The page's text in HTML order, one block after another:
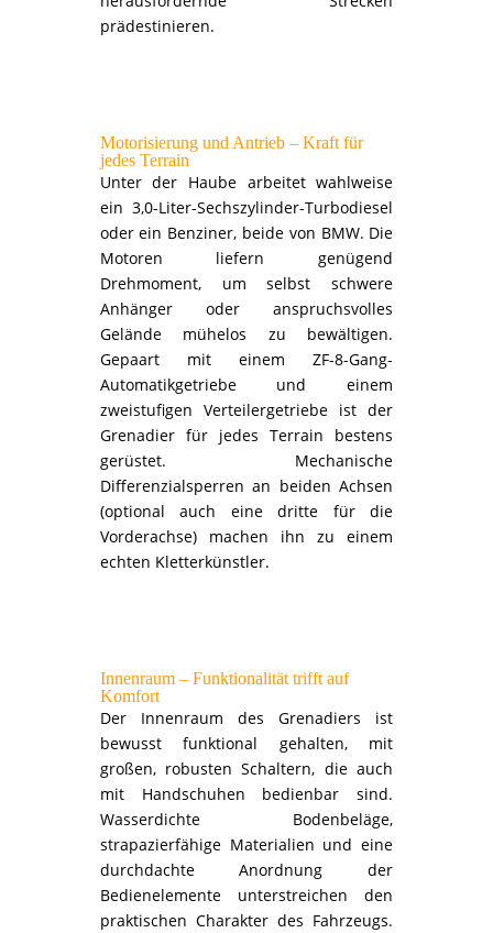
prädestinieren.
Motorisierung und Antrieb – Kraft für
jedes Terrain
Unter der Haube arbeitet wahlweise
ein 3,0-Liter-Sechszylinder-Turbodiesel
oder ein Benziner, beide von BMW. Die
Motoren liefern genügend
Drehmoment, um selbst schwere
Anhänger oder anspruchsvolles
Gelände mühelos zu bewältigen.
Gepaart mit einem ZF-8-Gang-
Automatikgetriebe und einem
zweistufigen Verteilergetriebe ist der
Grenadier für jedes Terrain bestens
gerüstet. Mechanische
Differenzialsperren an beiden Achsen
(optional auch eine dritte für die
Vorderachse) machen ihn zu einem
echten Kletterkünstler.
Innenraum – Funktionalität trifft auf
Komfort
Der Innenraum des Grenadiers ist
bewusst funktional gehalten, mit
großen, robusten Schaltern, die auch
mit Handschuhen bedienbar sind.
Wasserdichte Bodenbeläge,
strapazierfähige Materialien und eine
durchdachte Anordnung der
Bedienelemente unterstreichen den
praktischen Charakter des Fahrzeugs.